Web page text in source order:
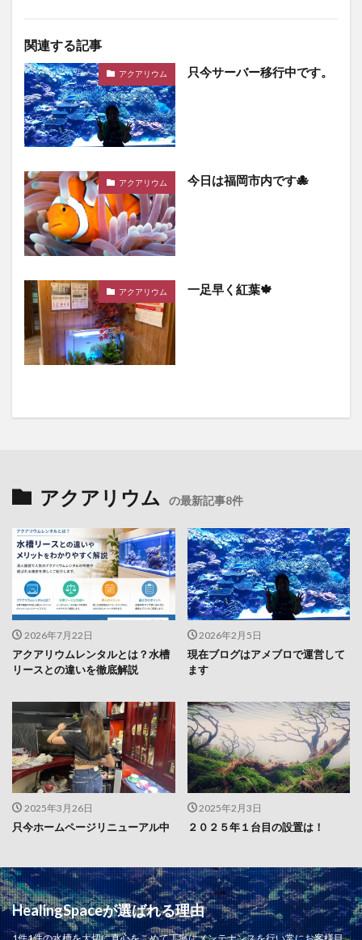
関連する記事
アクアリウム 只今サーバー移行中です。
アクアリウム 今日は福岡市内です🐙
アクアリウム 一足早く紅葉🍁
アクアリウム の最新記事8件
2026年7月22日
アクアリウムレンタルとは？水槽
リースとの違いを徹底解説
2026年2月5日
現在ブログはアメブロで運営して
ます
2025年3月26日
只今ホームページリニューアル中
2025年2月3日
２０２５年１台目の設置は！
HealingSpaceが選ばれる理由